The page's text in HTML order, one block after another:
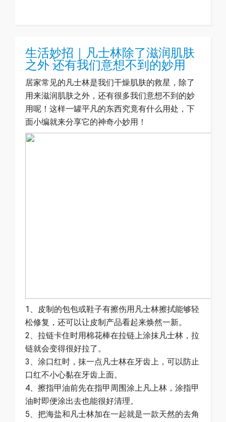
生活妙招｜凡士林除了滋润肌肤
之外 还有我们意想不到的妙用
居家常见的凡士林是我们干燥肌肤的救星，除了
用来滋润肌肤之外，还有很多我们意想不到的妙
用呢！这样一罐平凡的东西究竟有什么用处，下
面小编就来分享它的神奇小妙用！
1、皮制的包包或鞋子有擦伤用凡士林擦拭能够轻
松修复，还可以让皮制产品看起来焕然一新。
2、拉链卡住时用棉花棒在拉链上涂抹凡士林，拉
链就会变得很好拉了。
3、涂口红时，抹一点凡士林在牙齿上，可以防止
口红不小心黏在牙齿上面。
4、擦指甲油前先在指甲周围涂上凡上林，涂指甲
油时即便涂出去也能很好清理。
5、把海盐和凡士林加在一起就是一款天然的去角